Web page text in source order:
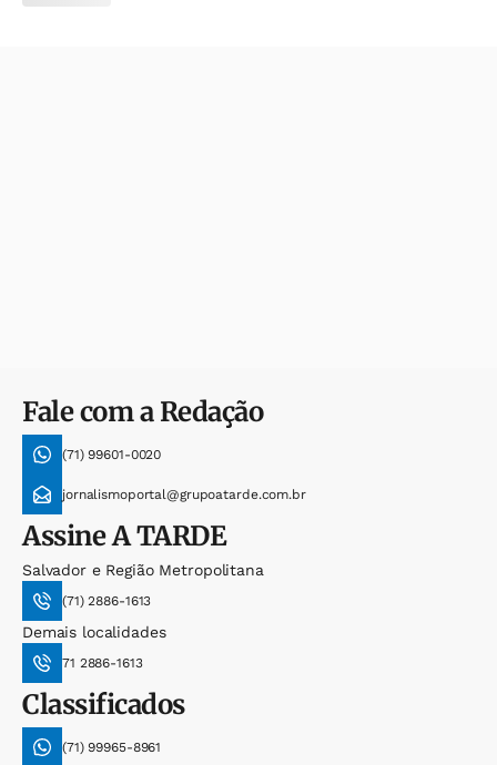
Fale com a Redação
(71) 99601-0020
jornalismoportal@grupoatarde.com.br
AssineA TARDE
Salvador e Região Metropolitana
(71) 2886-1613
Demais localidades
71 2886-1613
Classificados
(71) 99965-8961